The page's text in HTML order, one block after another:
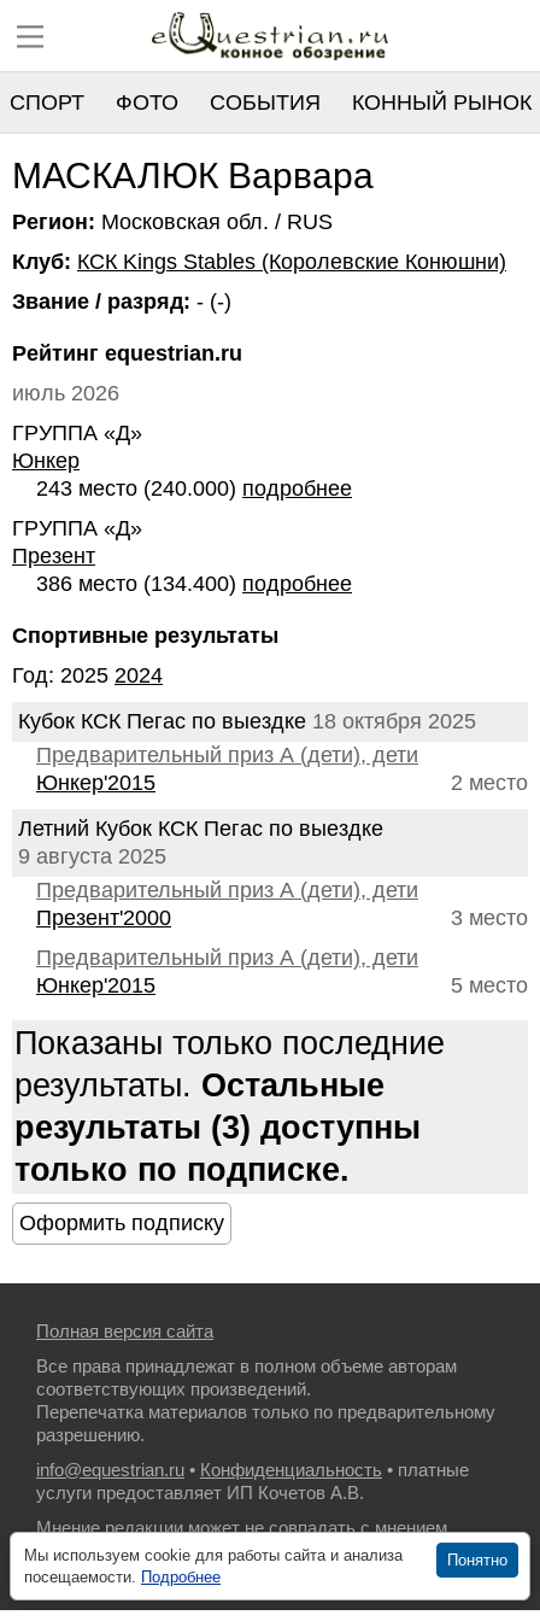
СПОРТ ФОТО СОБЫТИЯ КОННЫЙ РЫНОК
РЕЕСТР
МАСКАЛЮК Варвара
Регион: Московская обл. / RUS
Клуб: КСК Kings Stables (Королевские Конюшни)
Звание / разряд: - (-)
Рейтинг equestrian.ru
июль 2026
ГРУППА «Д»
Юнкер
243 место (240.000) подробнее
ГРУППА «Д»
Презент
386 место (134.400) подробнее
Спортивные результаты
Год: 2025 2024
Кубок КСК Пегас по выездке 18 октября 2025
Предварительный приз А (дети), дети
2 место
Юнкер'2015
Летний Кубок КСК Пегас по выездке
9 августа 2025
Предварительный приз А (дети), дети
3 место
Презент'2000
Предварительный приз А (дети), дети
5 место
Юнкер'2015
Показаны только последние
результаты. Остальные
результаты (3) доступны
только по подписке.
Полная версия сайта
Все права принадлежат в полном объеме авторам
соответствующих произведений.
Перепечатка материалов только по предварительному
разрешению.
info@equestrian.ru • Конфиденциальность • платные
услуги предоставляет ИП Кочетов А.В.
Мнение редакции может не совпадать с мнением
авторов.
Понятно
Мы используем cookie для работы сайта и анализа
посещаемости. Подробнее